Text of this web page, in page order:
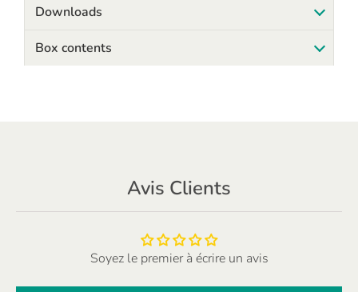
Downloads
Box contents
Avis Clients
Soyez le premier à écrire un avis